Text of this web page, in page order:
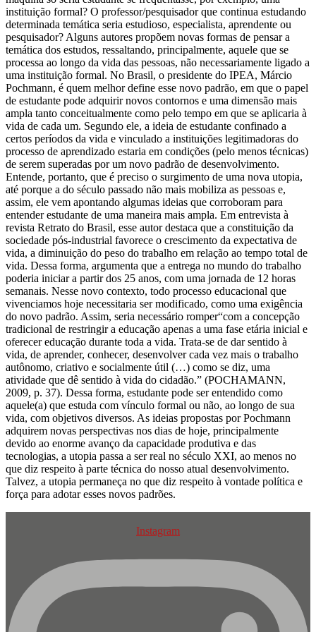
instituição formal? O professor/pesquisador que continua estudando
determinada temática seria estudioso, especialista, aprendente ou
pesquisador? Alguns autores propõem novas formas de pensar a
temática dos estudos, ressaltando, principalmente, aquele que se
processa ao longo da vida das pessoas, não necessariamente ligado a
uma instituição formal. No Brasil, o presidente do IPEA, Márcio
Pochmann, é quem melhor define esse novo padrão, em que o papel
de estudante pode adquirir novos contornos e uma dimensão mais
ampla tanto conceitualmente como pelo tempo em que se aplicaria à
vida de cada um. Segundo ele, a ideia de estudante confinado a
certos períodos da vida e vinculado a instituições legitimadoras do
processo de aprendizado estaria em condições (pelo menos técnicas)
de serem superadas por um novo padrão de desenvolvimento.
Entende, portanto, que é preciso o surgimento de uma nova utopia,
até porque a do século passado não mais mobiliza as pessoas e,
assim, ele vem apontando algumas ideias que corroboram para
entender estudante de uma maneira mais ampla. Em entrevista à
revista Retrato do Brasil, esse autor destaca que a constituição da
sociedade pós-industrial favorece o crescimento da expectativa de
vida, a diminuição do peso do trabalho em relação ao tempo total de
vida. Dessa forma, argumenta que a entrega no mundo do trabalho
poderia iniciar a partir dos 25 anos, com uma jornada de 12 horas
semanais. Nesse novo contexto, todo processo educacional que
vivenciamos hoje necessitaria ser modificado, como uma exigência
do novo padrão. Assim, seria necessário romper“com a concepção
tradicional de restringir a educação apenas a uma fase etária inicial e
oferecer educação durante toda a vida. Trata-se de dar sentido à
vida, de aprender, conhecer, desenvolver cada vez mais o trabalho
autônomo, criativo e socialmente útil (…) como se diz, uma
atividade que dê sentido à vida do cidadão.” (POCHAMANN,
2009, p. 37). Dessa forma, estudante pode ser entendido como
aquele(a) que estuda com vínculo formal ou não, ao longo de sua
vida, com objetivos diversos. As ideias propostas por Pochmann
adquirem novas perspectivas nos dias de hoje, principalmente
devido ao enorme avanço da capacidade produtiva e das
tecnologias, a utopia passa a ser real no século XXI, ao menos no
que diz respeito à parte técnica do nosso atual desenvolvimento.
Talvez, a utopia permaneça no que diz respeito à vontade política e
força para adotar esses novos padrões.
Instagram